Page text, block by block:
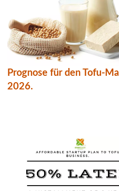
Prognose für den Tofu-
2026.